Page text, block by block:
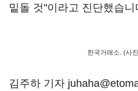
밑돌 것"이라고 진단했습니
한국거래소. (사
김주하 기자